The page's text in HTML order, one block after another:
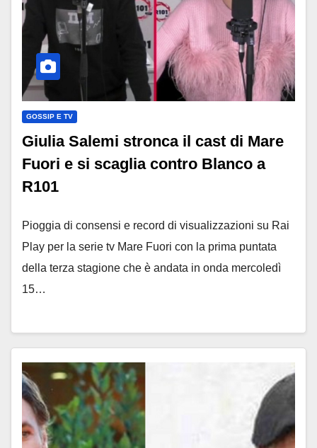
GOSSIP E TV
Giulia Salemi stronca il cast di Mare
Fuori e si scaglia contro Blanco a
R101
Pioggia di consensi e record di visualizzazioni su Rai
Play per la serie tv Mare Fuori con la prima puntata
della terza stagione che è andata in onda mercoledì
15…